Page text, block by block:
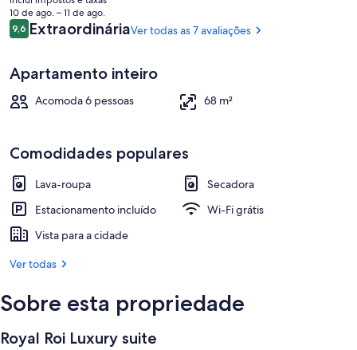
Apartamento superluxo, 2 quartos,
é
R$ 1.863
10 de ago. – 11 de ago.
Avaliações
9,69,6 de 10
ExtraordináriaVer todas as 7 avaliações
Apartamento inteiro
Acomoda 6 pessoas 68 m²
Comodidades populares
Lava-roupa
Secadora
Estacionamento incluído
Wi-Fi grátis
Vista para a cidade
Ver todas
Sobre esta propriedade
Royal Roi Luxury suite